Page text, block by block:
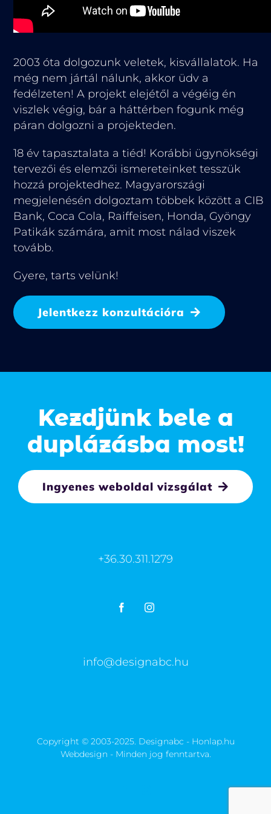
2003 óta dolgozunk veletek, kisvállalatok. Ha
még nem jártál nálunk, akkor üdv a
fedélzeten! A projekt elejétől a végéig én
viszlek végig, bár a háttérben fogunk még
páran dolgozni a projekteden.
18 év tapasztalata a tiéd! Korábbi ügynökségi
tervezői és elemzői ismereteinket tesszük
hozzá projektedhez. Magyarországi
megjelenésén dolgoztam többek között a CIB
Bank, Coca Cola, Raiffeisen, Honda, Gyöngy
Patikák számára, amit most nálad viszek
tovább.
Gyere, tarts velünk!
Jelentkezz konzultációra
Kezdjünk bele a
duplázásba most!
Ingyenes weboldal vizsgálat
+36.30.311.1279
info@designabc.hu
Copyright © 2003-2025. Designabc - Honlap.hu
Webdesign - Minden jog fenntartva.